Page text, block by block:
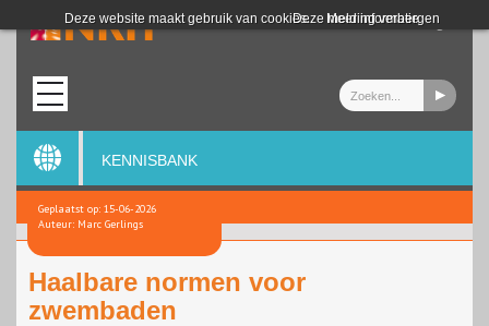
Deze website maakt gebruik van cookies. Meer informatie
Deze melding verbergen
Login
KENNISBANK
Geplaatst op: 15-06-2026
Auteur: Marc Gerlings
Haalbare normen voor
zwembaden